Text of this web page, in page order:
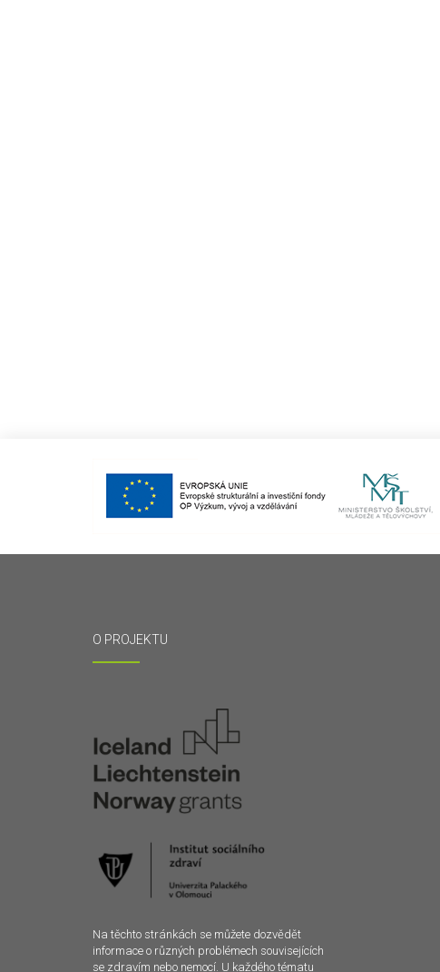
O PROJEKTU
Na těchto stránkách se můžete dozvědět
informace o různých problémech souvisejících
se zdravím nebo nemocí. U každého tématu